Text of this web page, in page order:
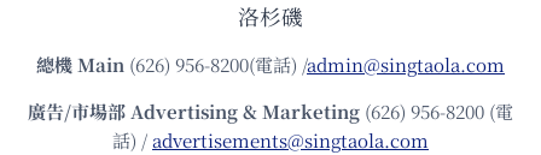
洛杉磯
總機Main (626) 956-8200(電話) /admin@singtaola.com
廣告/市場部Advertising & Marketing (626) 956-8200 (電
話) /advertisements@singtaola.com